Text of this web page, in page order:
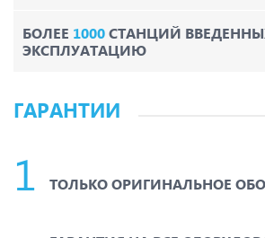
БОЛЕЕ 1000СТАНЦИЙ
ЭКСПЛУАТАЦИЮ
ГАРАНТИИ
ТОЛЬКО ОРИГИНАЛЬНОЕ